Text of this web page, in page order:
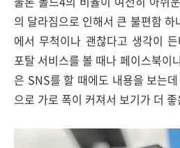
의 달라짐으로 인해서 큰 불편함
에서 무척이나 괜찮다고 생각이
포탈 서비스를 볼 때나 페이스북이
은 SNS를 할 때에도 내용을 보는
으로 가로 폭이 커져서 보기가 더